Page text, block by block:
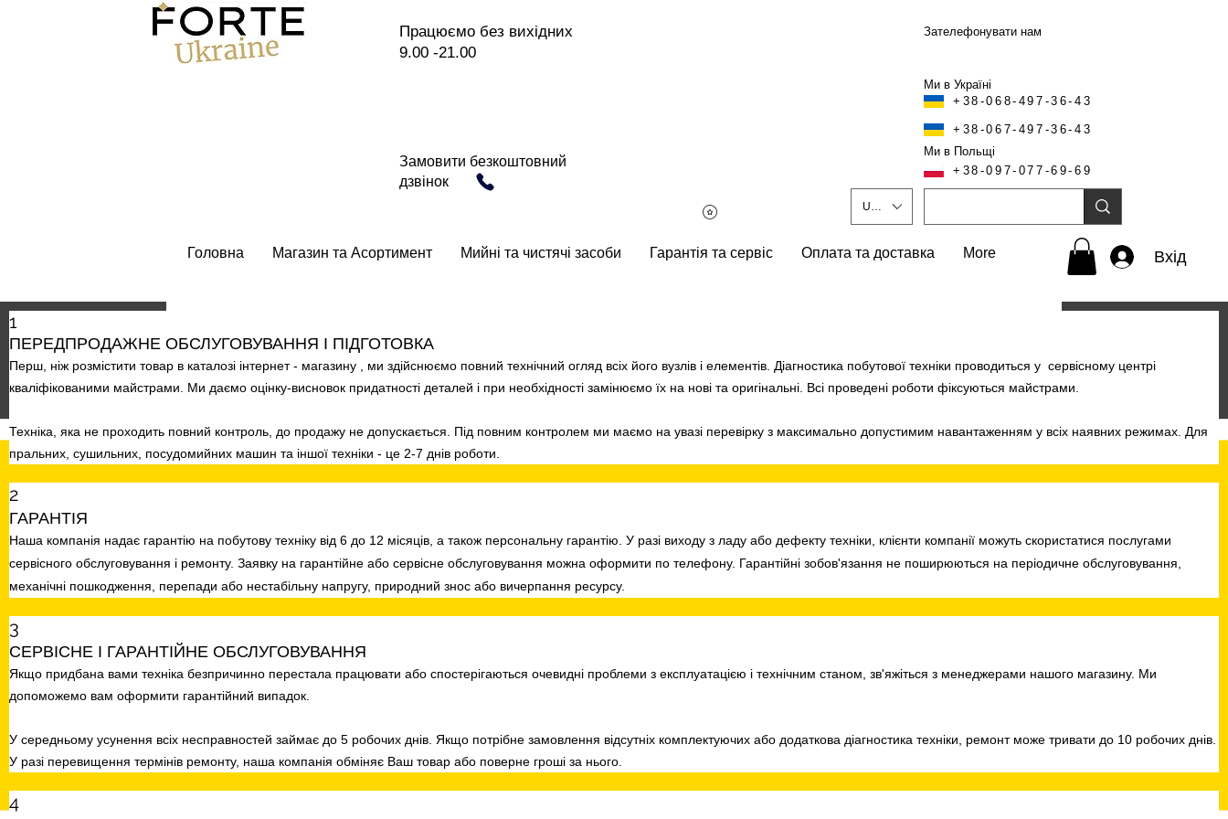
Працюємо без вихідних
9.00 -21.00
Зателефонувати нам
Ми в Україні
+38-068-497-36-43
+38-067-497-36-43
Замовити безкоштовний
дзвінок
Ми в Польщі
UAH (₴)
+38-097-077-69-69
Вхід
Головна Магазин та Асортимент Мийні та чистячі засоби Гарантія та сервіс Оплата та доставка More
1
ПЕРЕДПРОДАЖНЕ ОБСЛУГОВУВАННЯ І ПІДГОТОВКА
Перш, ніж розмістити товар в каталозі інтернет - магазину , ми здійснюємо повний технічний огляд всіх його вузлів і елементів. Діагностика побутової техніки проводиться у сервісному центрі
кваліфікованими майстрами. Ми даємо оцінку-висновок придатності деталей і при необхідності замінюємо їх на нові та оригінальні. Всі проведені роботи фіксуються майстрами.
Техніка, яка не проходить повний контроль, до продажу не допускається. Під повним контролем ми маємо на увазі перевірку з максимально допустимим навантаженням у всіх наявних режимах. Для
пральних, сушильних, посудомийних машин та іншої техніки - це 2-7 днів роботи.
2
ГАРАНТІЯ
Наша компанія надає гарантію на побутову техніку від 6 до 12 місяців, а також персональну гарантію. У разі виходу з ладу або дефекту техніки, клієнти компанії можуть скористатися послугами
сервісного обслуговування і ремонту. Заявку на гарантійне або сервісне обслуговування можна оформити по телефону. Гарантійні зобов'язання не поширюються на періодичне обслуговування,
механічні пошкодження, перепади або нестабільну напругу, природний знос або вичерпання ресурсу.
3
СЕРВІСНЕ І ГАРАНТІЙНЕ ОБСЛУГОВУВАННЯ
Якщо придбана вами техніка безпричинно перестала працювати або спостерігаються очевидні проблеми з експлуатацією і технічним станом, зв'яжіться з менеджерами нашого магазину. Ми
допоможемо вам оформити гарантійний випадок.
У середньому усунення всіх несправностей займає до 5 робочих днів. Якщо потрібне замовлення відсутніх комплектуючих або додаткова діагностика техніки, ремонт може тривати до 10 робочих днів.
У разі перевищення термінів ремонту, наша компанія обміняє Ваш товар або поверне гроші за нього.
4